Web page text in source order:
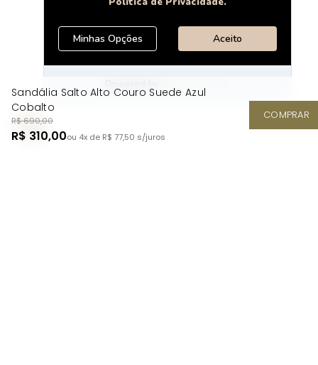
Sandália Salto Alto Couro Suede Azul
Cobalto
R$ 690,00
R$ 310,00ou 4x de R$ 77,50 s/juros
COMPRAR